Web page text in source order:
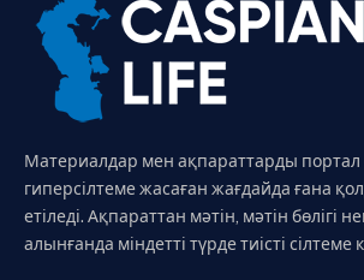
Материалдар мен ақпараттарды портал
гиперсілтеме жасаған жағдайда ғана
етіледі. Ақпараттан мәтін, мәтін бөлігі
алынғанда міндетті түрде тиісті сілтеме